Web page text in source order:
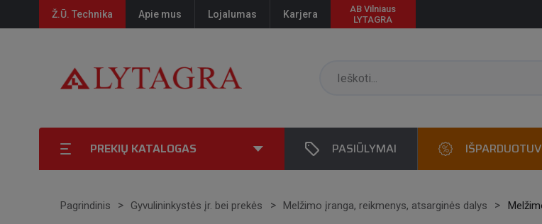
Ž.Ū. Technika Apie mus Lojalumas Karjera
AB Vilniaus
LYTAGRA
PREKIŲ KATALOGAS PASIŪLYMAI
Pagrindinis Gyvulininkystės įr. bei prekės Melžimo įranga, reikmenys, atsarginės dalys